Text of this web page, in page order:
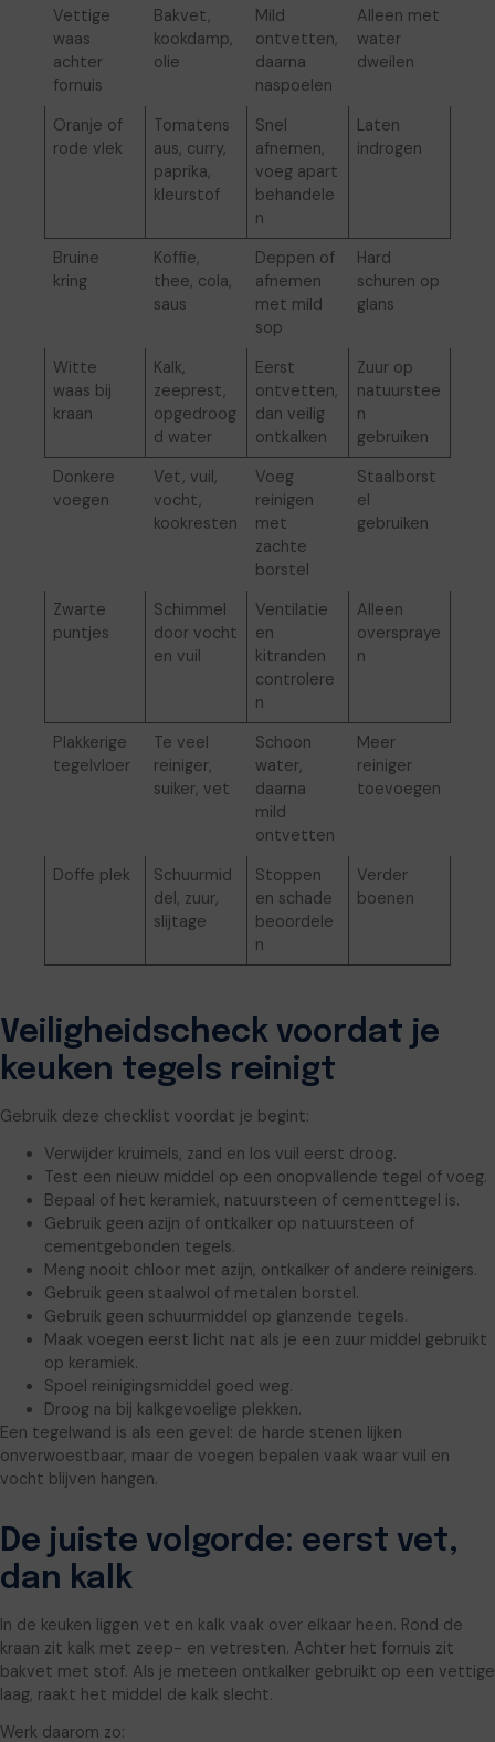
Vettige
waas
achter
fornuis
Bakvet,
kookdamp,
olie
Mild
ontvetten,
daarna
naspoelen
Alleen met
water
dweilen
Oranje of
rode vlek
Tomatens
aus, curry,
paprika,
kleurstof
Snel
afnemen,
voeg apart
behandele
n
Laten
indrogen
Bruine
kring
Koffie,
thee, cola,
saus
Deppen of
afnemen
met mild
sop
Hard
schuren op
glans
Witte
waas bij
kraan
Kalk,
zeeprest,
opgedroog
d water
Eerst
ontvetten,
dan veilig
ontkalken
Zuur op
natuurstee
n
gebruiken
Donkere
voegen
Vet, vuil,
vocht,
kookresten
Voeg
reinigen
met
zachte
borstel
Staalborst
el
gebruiken
Zwarte
puntjes
Schimmel
door vocht
en vuil
Ventilatie
en
kitranden
controlere
n
Alleen
overspraye
n
Plakkerige
tegelvloer
Te veel
reiniger,
suiker, vet
Schoon
water,
daarna
mild
ontvetten
Meer
reiniger
toevoegen
Doffe plek
Schuurmid
del, zuur,
slijtage
Stoppen
en schade
beoordele
n
Verder
boenen
Veiligheidscheck voordat je
keuken tegels reinigt
Gebruik deze checklist voordat je begint:
Verwijder kruimels, zand en los vuil eerst droog.
Test een nieuw middel op een onopvallende tegel of voeg.
Bepaal of het keramiek, natuursteen of cementtegel is.
Gebruik geen azijn of ontkalker op natuursteen of
cementgebonden tegels.
Meng nooit chloor met azijn, ontkalker of andere reinigers.
Gebruik geen staalwol of metalen borstel.
Gebruik geen schuurmiddel op glanzende tegels.
Maak voegen eerst licht nat als je een zuur middel gebruikt
op keramiek.
Spoel reinigingsmiddel goed weg.
Droog na bij kalkgevoelige plekken.
Een tegelwand is als een gevel: de harde stenen lijken
onverwoestbaar, maar de voegen bepalen vaak waar vuil en
vocht blijven hangen.
De juiste volgorde: eerst vet,
dan kalk
In de keuken liggen vet en kalk vaak over elkaar heen. Rond de
kraan zit kalk met zeep- en vetresten. Achter het fornuis zit
bakvet met stof. Als je meteen ontkalker gebruikt op een vettige
laag, raakt het middel de kalk slecht.
Werk daarom zo: